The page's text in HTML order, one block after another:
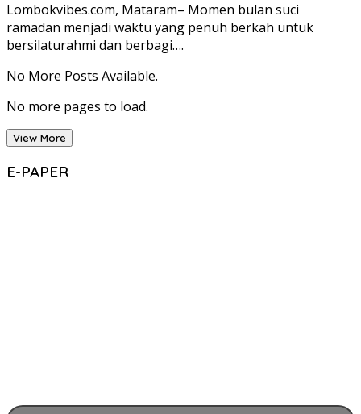
Lombokvibes.com, Mataram– Momen bulan suci
ramadan menjadi waktu yang penuh berkah untuk
bersilaturahmi dan berbagi….
No More Posts Available.
No more pages to load.
View More
E-PAPER